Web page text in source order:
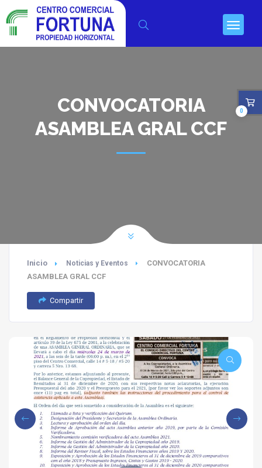
CONVOCATORIA
ASAMBLEA GRAL CCF
Inicio Noticias y Eventos
CONVOCATORIA
ASAMBLEA GRAL CCF
Compartir
0